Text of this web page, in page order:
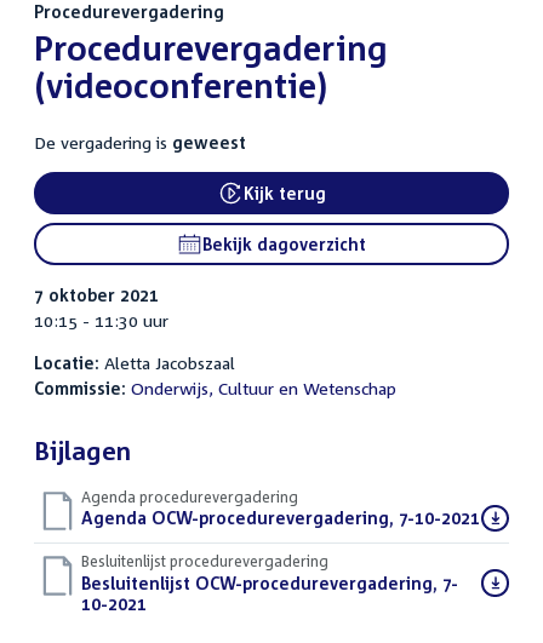
Procedurevergadering
:Procedurevergadering
(videoconferentie)
De vergadering is geweest
External link:
Kijk terug
Bekijk dagoverzicht
7 oktober 2021
10:15 - 11:30 uur
Locatie: Aletta Jacobszaal
Commissie: Onderwijs, Cultuur en Wetenschap
Bijlagen
Agenda procedurevergadering
Download
bestand:
Agenda OCW-procedurevergadering, 7-10-2021(PDF)
Besluitenlijst procedurevergadering
Download
bestand:
Besluitenlijst OCW-procedurevergadering, 7-
10-2021